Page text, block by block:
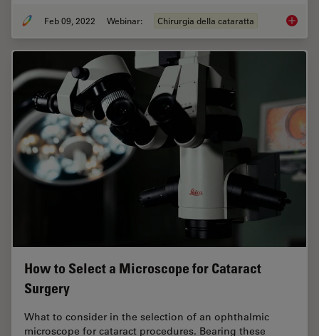
Feb 09, 2022 Webinar: Chirurgia della cataratta Dr.
How to Select a Microscope for Cataract
Surgery
What to consider in the selection of an ophthalmic
microscope for cataract procedures. Bearing these